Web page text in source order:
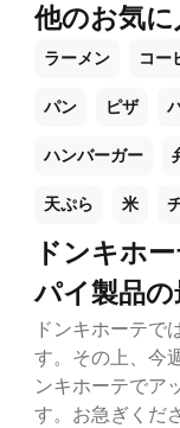
他のお気
ラーメン コー
パン ピザ
ハンバーガー
天ぷら 米
ドンキホ
パイ製品
ドンキホーテで
す。その上、今
ンキホーテでア
す。お急ぎくだ